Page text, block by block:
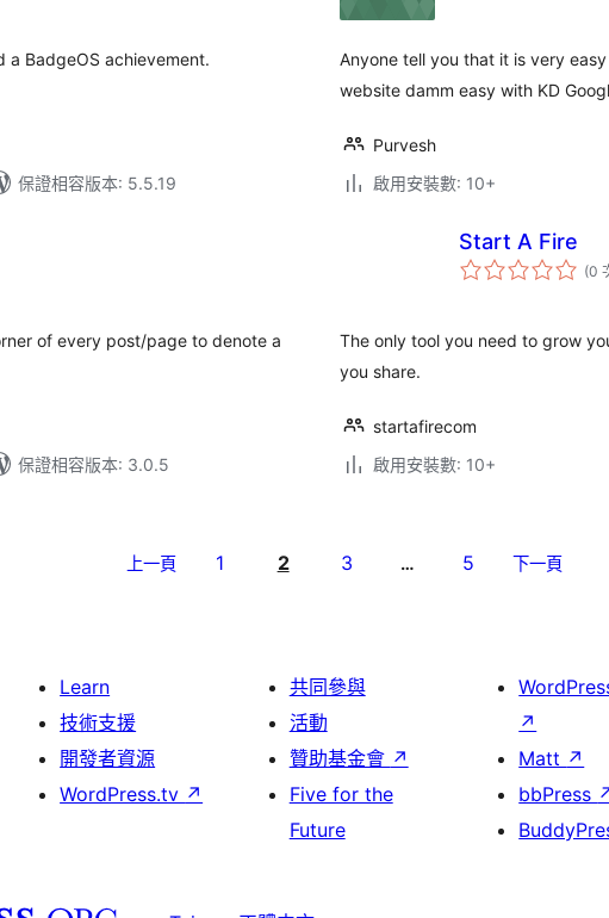
a BadgeOS achievement.
保證相容版本: 5.5.19
Anyone tell you that it is very
website damm easy with KD
Purvesh
啟用安裝數: 10+
of every post/page to denote a
保證相容版本: 3.0.5
Start A Fire
(0
The only tool you need to grow
you share.
startafirecom
啟用安裝數: 10+
上一頁 1 2 3 … 5 下一頁
Learn
技術支援
開發者資源
WordPress.tv ↗
共同參與
活動
贊助基金會 ↗
Five for the
Future
↗
Matt ↗
bbPress